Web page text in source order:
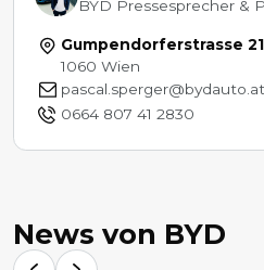
BYD Pressesprecher &
Gumpendorferstrasse 21
1060 Wien
pascal.sperger@bydauto.at
0664 807 41 2830
News von BYD